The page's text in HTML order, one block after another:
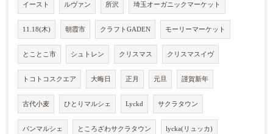
イースト ルヴァン 所沢 埼玉オーガニックマーケット
11.18(木) 朝霞市 クラフトGADEN モーリーマーケット
とことこ市 シュトレン クリスマス クリスマスイヴ
トコトコスクエア 大晦日 正月 元旦 謹賀新年
古代小麦 ひとりマルシェ Lyckd サクラタウン
パンマルシェ ところざわサクラタウン lycka(リュッカ)